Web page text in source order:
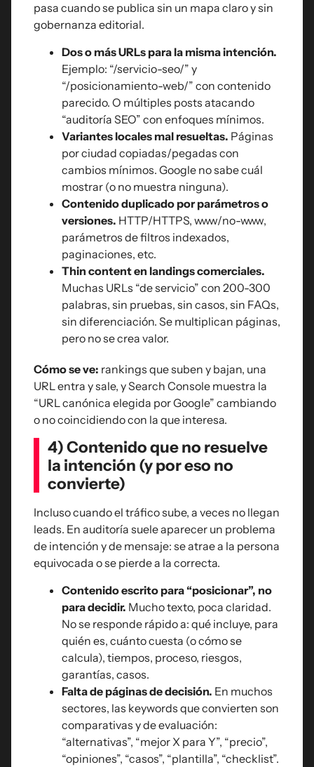
pasa cuando se publica sin un mapa claro y sin
gobernanza editorial.
Dos o más URLs para la misma intención.
Ejemplo: “/servicio-seo/” y
“/posicionamiento-web/” con contenido
parecido. O múltiples posts atacando
“auditoría SEO” con enfoques mínimos.
Variantes locales mal resueltas. Páginas
por ciudad copiadas/pegadas con
cambios mínimos. Google no sabe cuál
mostrar (o no muestra ninguna).
Contenido duplicado por parámetros o
versiones. HTTP/HTTPS, www/no-www,
parámetros de filtros indexados,
paginaciones, etc.
Thin content en landings comerciales.
Muchas URLs “de servicio” con 200-300
palabras, sin pruebas, sin casos, sin FAQs,
sin diferenciación. Se multiplican páginas,
pero no se crea valor.
Cómo se ve: rankings que suben y bajan, una
URL entra y sale, y Search Console muestra la
“URL canónica elegida por Google” cambiando
o no coincidiendo con la que interesa.
4) Contenido que no resuelve
la intención (y por eso no
convierte)
Incluso cuando el tráfico sube, a veces no llegan
leads. En auditoría suele aparecer un problema
de intención y de mensaje: se atrae a la persona
equivocada o se pierde a la correcta.
Contenido escrito para “posicionar”, no
para decidir. Mucho texto, poca claridad.
No se responde rápido a: qué incluye, para
quién es, cuánto cuesta (o cómo se
calcula), tiempos, proceso, riesgos,
garantías, casos.
Falta de páginas de decisión. En muchos
sectores, las keywords que convierten son
comparativas y de evaluación:
“alternativas”, “mejor X para Y”, “precio”,
“opiniones”, “casos”, “plantilla”, “checklist”.